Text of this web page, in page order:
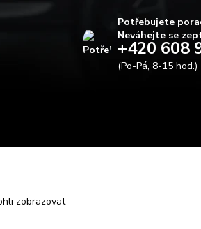
Potřebujete
Neváhejte se
+420 608
(Po-Pá, 8-15 hod.)
zobrazovat